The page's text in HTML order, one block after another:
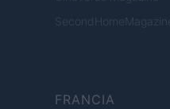
SecondHomeMagazine
FRANCIA